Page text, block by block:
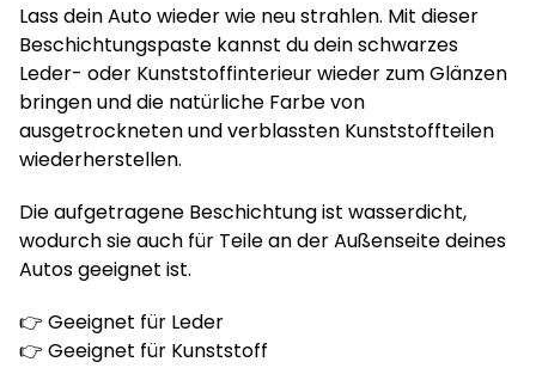
Lass dein Auto wieder wie neu strahlen. Mit dieser
Beschichtungspaste kannst du dein schwarzes
Leder- oder Kunststoffinterieur wieder zum Glänzen
bringen und die natürliche Farbe von
ausgetrockneten und verblassten Kunststoffteilen
wiederherstellen.
Die aufgetragene Beschichtung ist wasserdicht,
wodurch sie auch für Teile an der Außenseite deines
Autos geeignet ist.
👉 Geeignet für Leder
👉 Geeignet für Kunststoff